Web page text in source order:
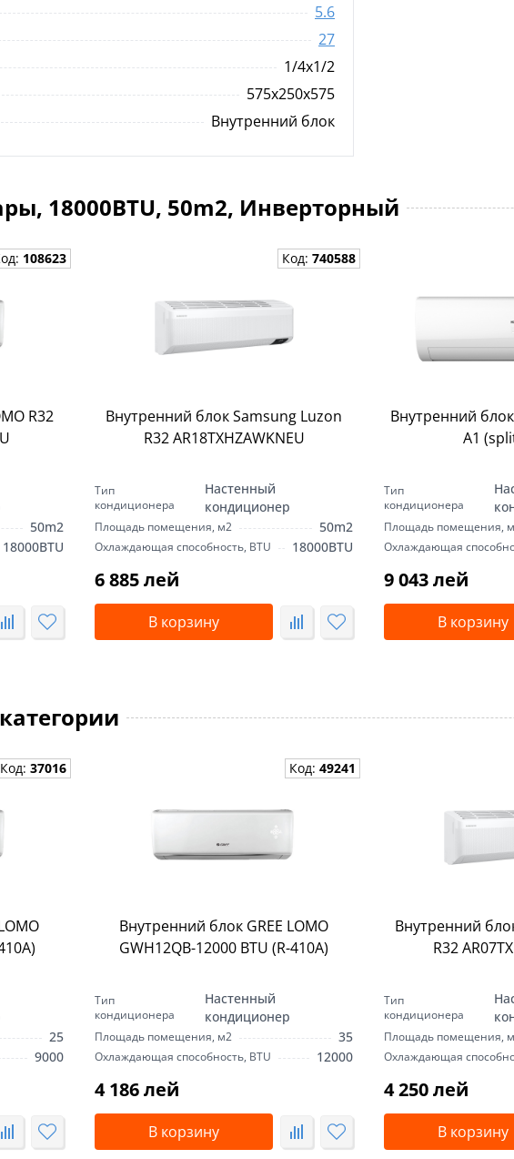
5.6
27
1/4x1/2
575x250x575
Внутренний блок
18000BTU, 50m2, Инверторный
108623
R32
50m2
18000BTU
Код: 740588
Внутренний блок Samsung Luzon
R32 AR18TXHZAWKNEU
Тип
кондиционера
Настенный
кондиционер
Площадь помещения, м2 50m2
Охлаждающая способность, BTU 18000BTU
6 885 лей
В корзину
Внутренний блок
A1
Тип
кондиционера
Площадь помещения,
Охлаждающая
9 043 лей
В корзину
Код: 37016
25
9000
Код: 49241
Внутренний блок GREE LOMO
GWH12QB-12000 BTU (R-410А)
Тип
кондиционера
Настенный
кондиционер
Площадь помещения, м2 35
Охлаждающая способность, BTU 12000
4 186 лей
В корзину
Внутренний
R32
Тип
кондиционера
Площадь помещения,
Охлаждающая
4 250 лей
В корзину